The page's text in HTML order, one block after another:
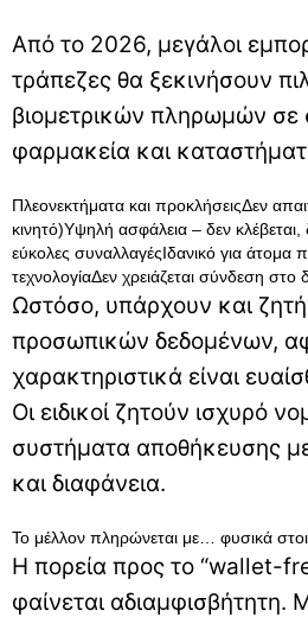
Από το 2026, μεγάλοι
τράπεζες θα ξεκινήσουν
βιομετρικών πληρωμών σε
φαρμακεία και
Πλεονεκτήματα και προκλήσειςΔεν
κινητό)Υψηλή ασφάλεια – δεν κλέβεται,
εύκολες συναλλαγέςΙδανικό για άτομα
τεχνολογίαΔεν χρειάζεται σύνδεση στο
Ωστόσο, υπάρχουν και
προσωπικών δεδομένων,
χαρακτηριστικά είναι
Οι ειδικοί ζητούν ισχυρό
συστήματα αποθήκευσης
και διαφάνεια.
Το μέλλον πληρώνεται με… φυσικά
Η πορεία προς το “wallet-
φαίνεται αδιαμφισβήτητη.